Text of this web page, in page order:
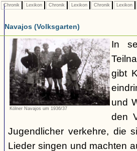
Chronik Lexikon Chronik Lexikon Chronik Lexikon
Navajos (Volksgarten)
Kölner Navajos um 1936/37
In
gibt
und
den
Jugendlicher verkehre, die
Lieder singen und machten